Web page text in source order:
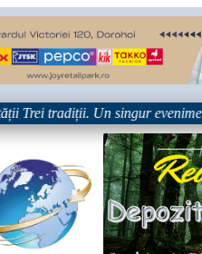
Un singur eveniment. O